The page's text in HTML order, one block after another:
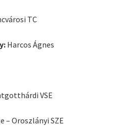
TC
Harcos Ágnes
VSE
– Oroszlányi SZE